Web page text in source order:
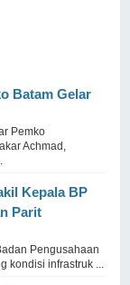
Batam Gelar
Pemko
Achmad,
Kepala BP
Parit
Pengusahaan
kondisi infrastruk ...